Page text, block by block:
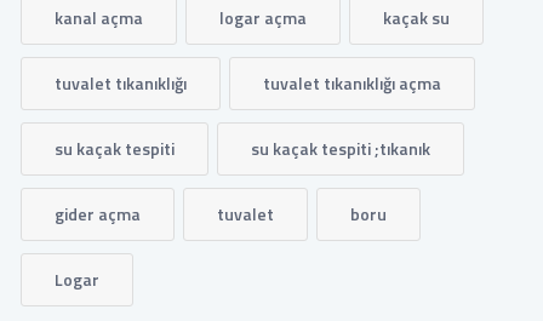
kanal açma logar açma kaçak su
tuvalet tıkanıklığı tuvalet tıkanıklığı açma
su kaçak tespiti su kaçak tespiti ;tıkanık
gider açma tuvalet boru
Logar